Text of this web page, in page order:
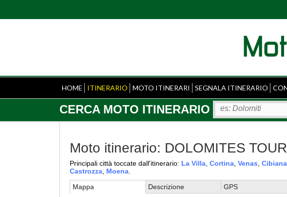
HOME ITINERARIO MOTO ITINERARI SEGNALA ITINERARIO
CERCA MOTO ITINERARIO
Moto itinerario: DOLOMITES
Principali città toccate dall'itinerario: La Villa Cortina Venas Cibiana
Castrozza Moena
Mappa
Descrizione GPS